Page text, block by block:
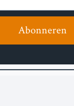
Abonneren